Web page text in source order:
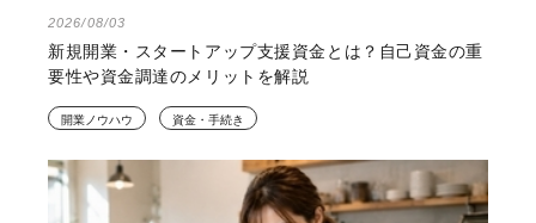
2026/08/03
新規開業・スタートアップ支援資金とは？自己資金の重
要性や資金調達のメリットを解説
開業ノウハウ 資金・手続き